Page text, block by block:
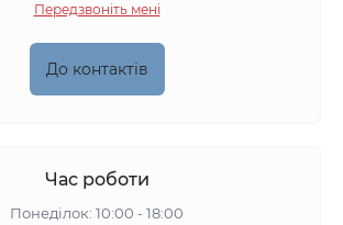
Передзвоніть мені
До контактів
Час роботи
Понеділок: 10:00 - 18:00